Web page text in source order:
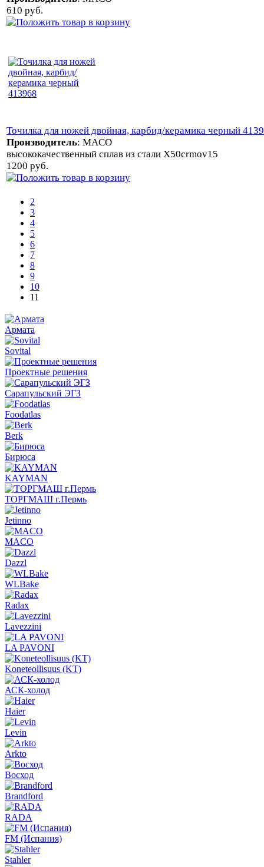
610 руб.
Точилка для ножей двойная, карбид/керамика черный
Производитель: MACO
высококачественный сплав из стали X50crmov15
1200 руб.
2
3
4
5
6
7
8
9
10
11
Армата
Sovital
Проектные решения
Сарапульский ЭГЗ
Foodatlas
Berk
Бирюса
KAYMAN
ТОРГМАШ г.Пермь
Jetinno
MACO
Dazzl
WLBake
Radax
Lavezzini
LA PAVONI
Koneteollisuus (KT)
АСК-холод
Haier
Levin
Arkto
Восход
Brandford
RADA
FM (Испания)
Stahler